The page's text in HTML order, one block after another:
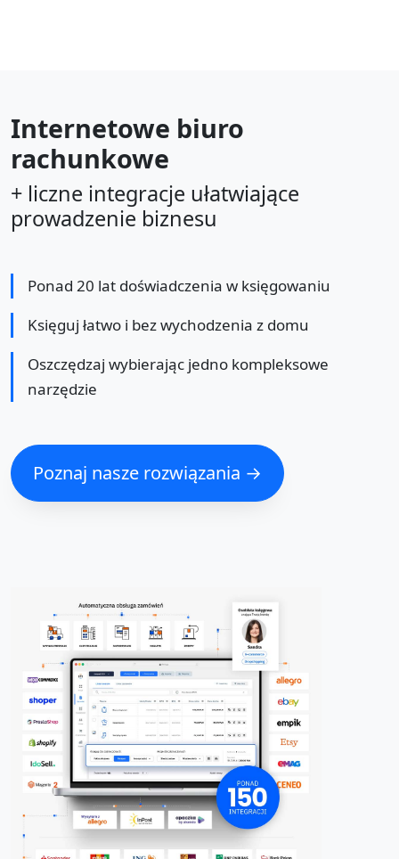
Internetowe biuro
rachunkowe
+ liczne integracje ułatwiające
prowadzenie biznesu
Ponad 20 lat doświadczenia w księgowaniu
Księguj łatwo i bez wychodzenia z domu
Oszczędzaj wybierając jedno kompleksowe
narzędzie
Poznaj nasze rozwiązania →